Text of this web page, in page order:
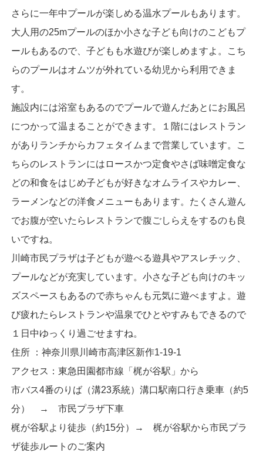
さらに一年中プールが楽しめる温水プールもあります。
大人用の25mプールのほか小さな子ども向けのこどもプ
ールもあるので、子どもも水遊びが楽しめますよ。こち
らのプールはオムツが外れている幼児から利用できま
す。
施設内には浴室もあるのでプールで遊んだあとにお風呂
につかって温まることができます。１階にはレストラン
がありランチからカフェタイムまで営業しています。こ
ちらのレストランにはロースかつ定食やさば味噌定食な
どの和食をはじめ子どもが好きなオムライスやカレー、
ラーメンなどの洋食メニューもあります。たくさん遊ん
でお腹が空いたらレストランで腹ごしらえをするのも良
いですね。
川崎市民プラザは子どもが遊べる遊具やアスレチック、
プールなどが充実しています。小さな子ども向けのキッ
ズスペースもあるので赤ちゃんも元気に遊べますよ。遊
び疲れたらレストランや温泉でひとやすみもできるので
１日中ゆっくり過ごせますね。
住所 ：神奈川県川崎市高津区新作1-19-1
アクセス：東急田園都市線「梶が谷駅」から
市バス4番のりば（溝23系統）溝口駅南口行き乗車（約5
分） → 市民プラザ下車
梶が谷駅より徒歩（約15分）→ 梶が谷駅から市民プラ
ザ徒歩ルートのご案内